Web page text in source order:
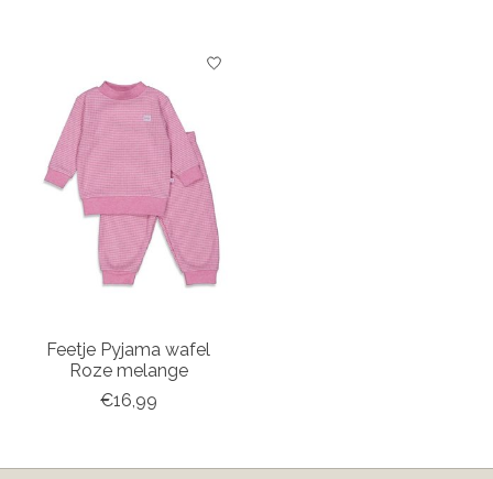
Feetje Pyjama wafel
Roze melange
€16,99